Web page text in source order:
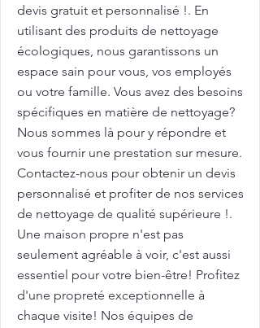
devis gratuit et personnalisé !. En
utilisant des produits de nettoyage
écologiques, nous garantissons un
espace sain pour vous, vos employés
ou votre famille. Vous avez des besoins
spécifiques en matière de nettoyage?
Nous sommes là pour y répondre et
vous fournir une prestation sur mesure.
Contactez-nous pour obtenir un devis
personnalisé et profiter de nos services
de nettoyage de qualité supérieure !.
Une maison propre n'est pas
seulement agréable à voir, c'est aussi
essentiel pour votre bien-être! Profitez
d'une propreté exceptionnelle à
chaque visite! Nos équipes de